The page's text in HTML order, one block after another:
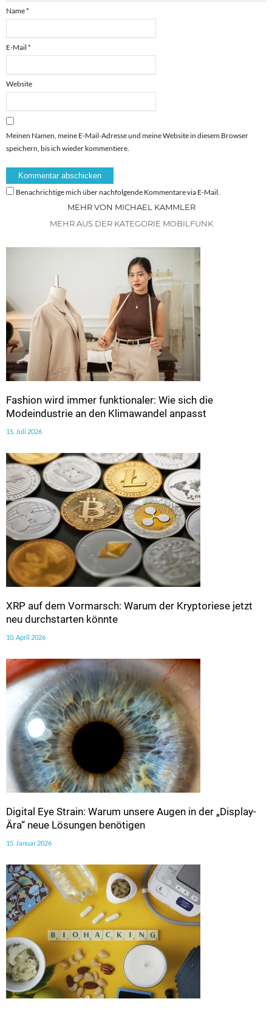
Name*
E-Mail *
Website
Meinen Namen, meine E-Mail-Adresse und meine Website in diesem Browser
speichern, bis ich wieder kommentiere.
Benachrichtige mich über nachfolgende Kommentare via E-Mail.
MEHR VON MICHAEL KAMMLER
MEHR AUS DER KATEGORIE MOBILFUNK
Fashion wird immer funktionaler: Wie sich die
Modeindustrie an den Klimawandel anpasst
15. Juli 2026
XRP auf dem Vormarsch: Warum der Kryptoriese jetzt
neu durchstarten könnte
10. April 2026
Digital Eye Strain: Warum unsere Augen in der „Display-
Ära“ neue Lösungen benötigen
15. Januar 2026